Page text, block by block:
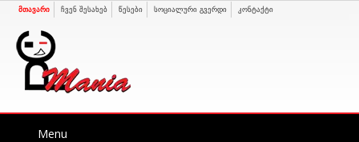
მთავარი ჩვენ შესახებ წესები სოციალური გვერდი კონტაქტი
Menu